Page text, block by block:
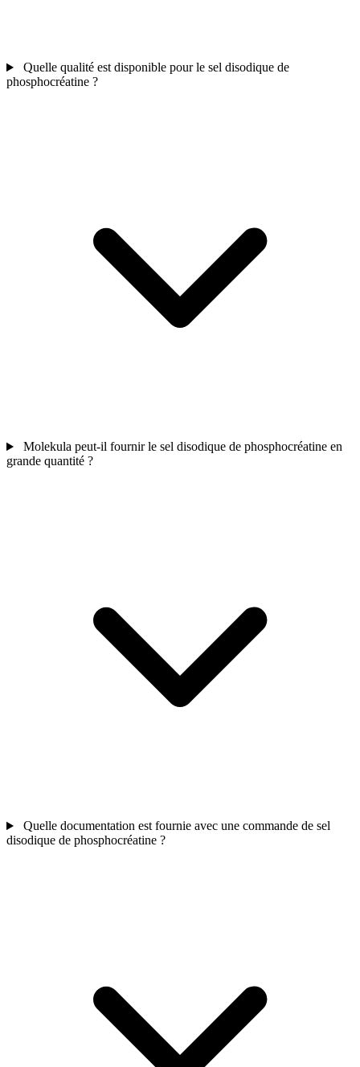
Quelle qualité est disponible pour le sel disodique de
phosphocréatine ?
Molekula peut-il fournir le sel disodique de phosphocréatine en
grande quantité ?
Quelle documentation est fournie avec une commande de sel
disodique de phosphocréatine ?